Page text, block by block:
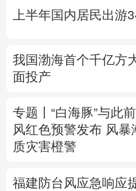
上半年国内居民出游
我国渤海首个千亿方
面投产
专题丨 “白海豚”与此
风红色预警发布 风暴
质灾害橙警
福建防台风应急响应